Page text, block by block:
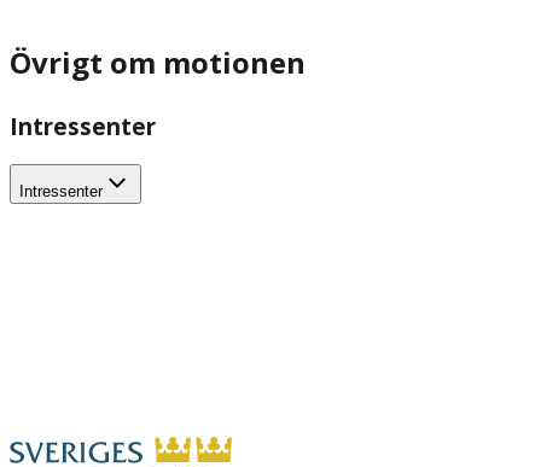
Övrigt om motionen
Intressenter
Intressenter